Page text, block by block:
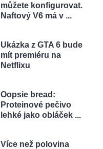
můžete konfigurovat.
Naftový V6 má v ...
Ukázka z GTA 6 bude
mít premiéru na
Netflixu
Oopsie bread:
Proteinové pečivo
lehké jako obláček ...
Více než polovina